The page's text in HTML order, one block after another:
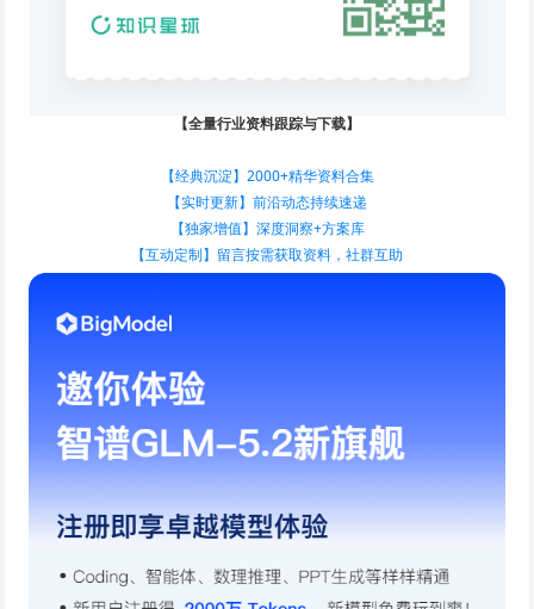
【全量行业资料跟踪与下载】
【经典沉淀】2000+精华资料合集
【实时更新】前沿动态持续速递
【独家增值】深度洞察+方案库
【互动定制】留言按需获取资料，社群互助